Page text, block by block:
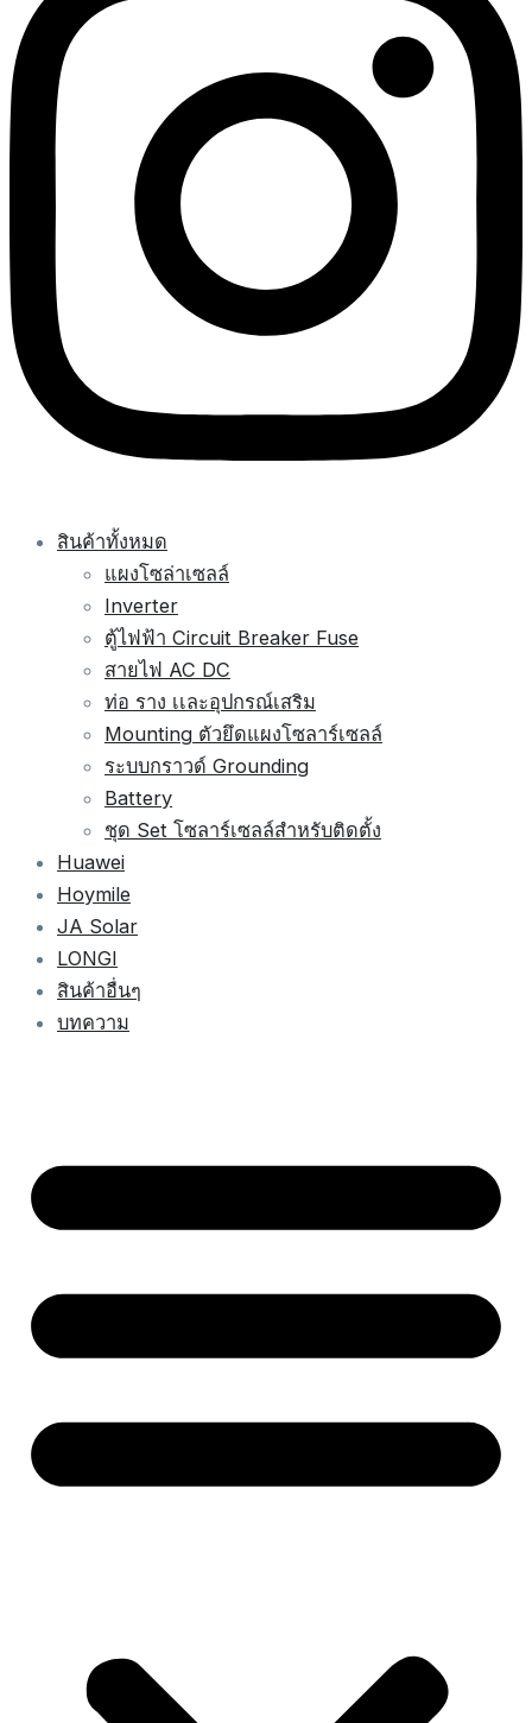
สินค้าทั้งหมด
แผงโซล่าเซลล์
Inverter
ตู้ไฟฟ้า Circuit Breaker Fuse
สายไฟ AC DC
ท่อ ราง เเละอุปกรณ์เสริม
Mounting ตัวยึดแผงโซลาร์เซลล์
ระบบกราวด์ Grounding
Battery
ชุด Set โซลาร์เซลล์สำหรับติดตั้ง
Huawei
Hoymile
JA Solar
LONGI
สินค้าอื่นๆ
บทความ